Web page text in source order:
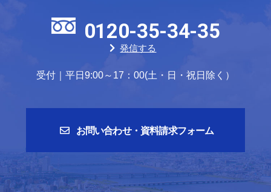
0120-35-34-35
発信する
受付｜平日9:00～17：00(土・日・祝日除く）
お問い合わせ・資料請求フォーム